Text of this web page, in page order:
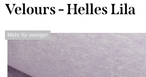
Velours - Helles Lila
Mehr für weniger